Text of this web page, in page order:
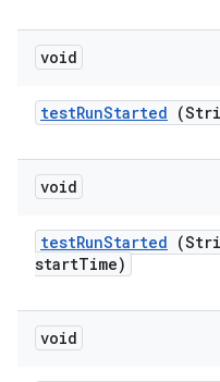
void
testRunStarted
void
testRunStarted
startTime)
void